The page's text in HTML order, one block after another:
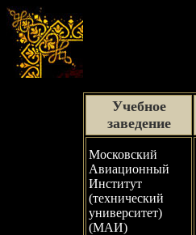
Учебное
заведение
Московский
Авиационный
Институт
(технический
университет)
(МАИ)